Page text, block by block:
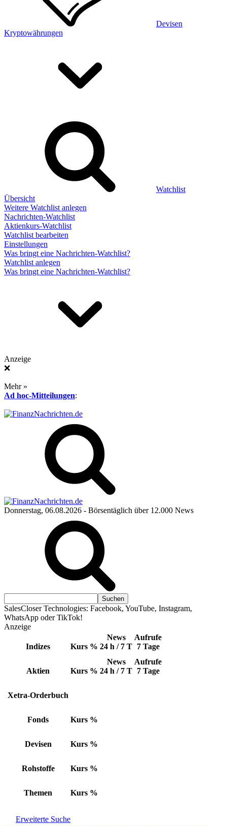
Devisen
Kryptowährungen
Watchlist
Übersicht
Weitere Watchlist anlegen
Nachrichten-Watchlist
Aktienkurs-Watchlist
Watchlist bearbeiten
Einstellungen
Was bringt eine Nachrichten-Watchlist?
Watchlist anlegen
Was bringt eine Nachrichten-Watchlist?
Anzeige
❌
Mehr »
Ad hoc-Mitteilungen:
Donnerstag, 06.08.2026 - Börsentäglich über 12.000 News
SalesCloser Technologies: Facebook, YouTube, Instagram,
WhatsApp oder TikTok!
Anzeige
Indizes Kurs %
News
24 h / 7 T
Aufrufe
7 Tage
Aktien Kurs %
News
24 h / 7 T
Aufrufe
7 Tage
Xetra-Orderbuch
Fonds Kurs %
Devisen Kurs %
Rohstoffe Kurs %
Themen Kurs %
Erweiterte Suche